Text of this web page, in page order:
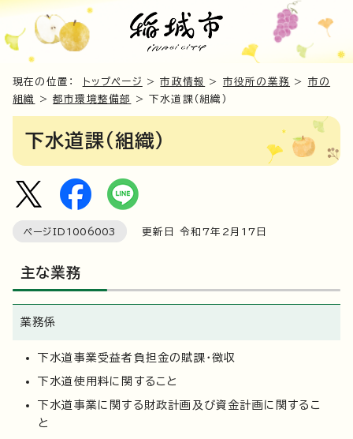
現在の位置： トップページ >市政情報 > 市役所の業務 > 市の
組織
>都市環境整備部 > 下水道課（組織）
下水道課（組織）
ページID 1006003 更新日 令和7年2月 17 日
主な業務
業務係
下水道事業受益者負担金の賦課・徴収
下水道使用料に関すること
下水道事業に関する財政計画及び資金計画に関するこ
と